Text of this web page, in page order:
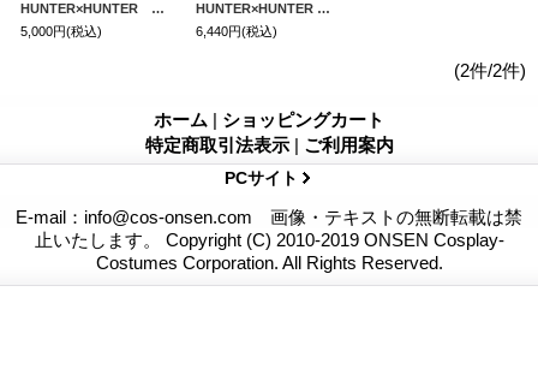
HUNTER×HUNTER アルカ=ゾルディック コスプレ靴
5,000円(税込)
HUNTER×HUNTER キルア・ゾルディック コスプレ靴
6,440円(税込)
(2件/2件)
ホーム | ショッピングカート
特定商取引法表示 | ご利用案内
PCサイト
E-mail：info@cos-onsen.com 画像・テキストの無断転載は禁
止いたします。 Copyright (C) 2010-2019 ONSEN Cosplay-
Costumes Corporation. All Rights Reserved.